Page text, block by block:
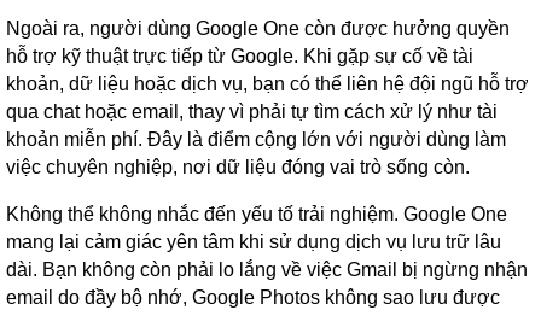
Ngoài ra, người dùng Google One còn được hưởng quyền
hỗ trợ kỹ thuật trực tiếp từ Google. Khi gặp sự cố về tài
khoản, dữ liệu hoặc dịch vụ, bạn có thể liên hệ đội ngũ hỗ trợ
qua chat hoặc email, thay vì phải tự tìm cách xử lý như tài
khoản miễn phí. Đây là điểm cộng lớn với người dùng làm
việc chuyên nghiệp, nơi dữ liệu đóng vai trò sống còn.
Không thể không nhắc đến yếu tố trải nghiệm. Google One
mang lại cảm giác yên tâm khi sử dụng dịch vụ lưu trữ lâu
dài. Bạn không còn phải lo lắng về việc Gmail bị ngừng nhận
email do đầy bộ nhớ, Google Photos không sao lưu được